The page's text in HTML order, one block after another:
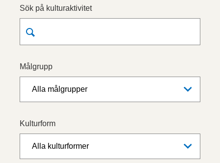
Sök på kulturaktivitet
Målgrupp
Kulturform